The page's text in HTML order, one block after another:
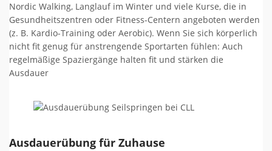
Nordic Walking, Langlauf im Winter und viele Kurse, die in
Gesundheitszentren oder Fitness-Centern angeboten werden
(z. B. Kardio-Training oder Aerobic). Wenn Sie sich körperlich
nicht fit genug für anstrengende Sportarten fühlen: Auch
regelmäßige Spaziergänge halten fit und stärken die
Ausdauer
Ausdauerübung für Zuhause